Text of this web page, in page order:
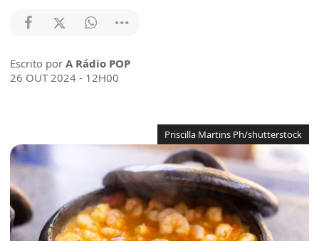
Escrito por A Rádio POP
26 OUT 2024 - 12H00
Priscilla Martins Ph/shutterstock